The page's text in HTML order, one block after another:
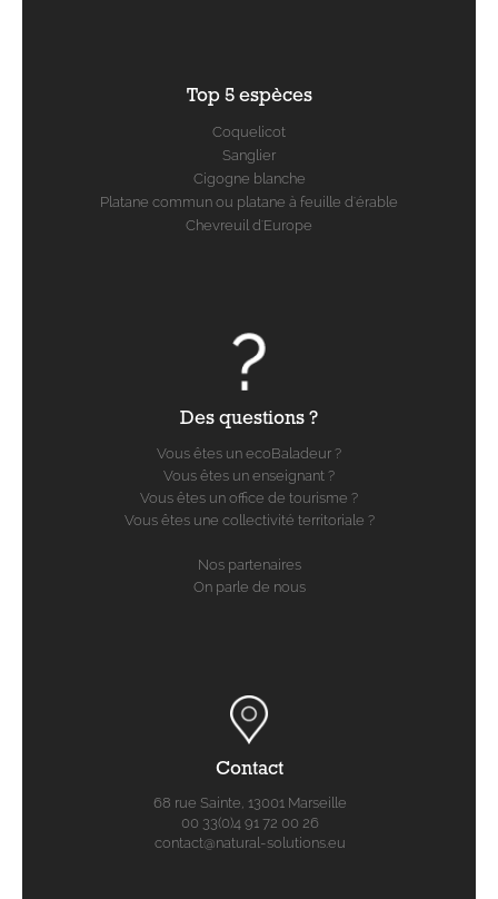
Top 5 espèces
Coquelicot
Sanglier
Cigogne blanche
Platane commun ou platane à feuille d'érable
Chevreuil d'Europe
Des questions ?
Vous êtes un ecoBaladeur ?
Vous êtes un enseignant ?
Vous êtes un office de tourisme ?
Vous êtes une collectivité territoriale ?
Nos partenaires
On parle de nous
Contact
68 rue Sainte, 13001 Marseille
00 33(0)4 91 72 00 26
contact@natural-solutions.eu